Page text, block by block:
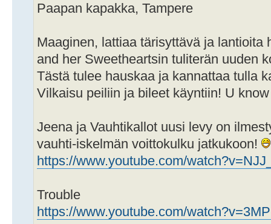
Paapan kapakka, Tampere
Maaginen, lattiaa tärisyttävä ja lantioita
and her Sweetheartsin tuliterän uuden
Tästä tulee hauskaa ja kannattaa tulla
Vilkaisu peiliin ja bileet käyntiin! U
Jeena ja Vauhtikallot uusi levy on
vauhti-iskelmän voittokulku jatkukoon!
https://www.youtube.com/
Trouble
https://www.youtube.com/